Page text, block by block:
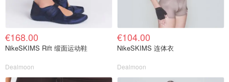
€168.00
NikeSKIMS Rift 缎面运动鞋
Dealmoon
€104.00
NikeSKIMS 连体衣
Dealmoon